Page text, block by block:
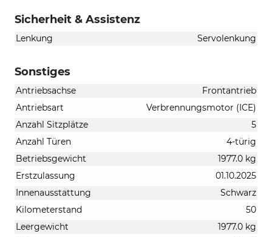
Sicherheit & Assistenz
Lenkung Servolenkung
Sonstiges
Antriebsachse
Frontantrieb
Antriebsart
Verbrennungsmotor (ICE)
Anzahl Sitzplätze
5
Anzahl Türen
4-türig
Betriebsgewicht
1977.0 kg
Erstzulassung
01.10.2025
Innenausstattung
Schwarz
Kilometerstand
50
Leergewicht
1977.0 kg